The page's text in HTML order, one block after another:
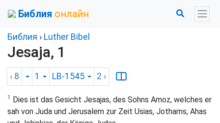
Библия онлайн
Библия › Luther Bibel
Jesaja, 1
‹ 8 1 LB-1545 2 ›
1
Dies ist das Gesicht Jesajas, des Sohns Amoz, welches er
sah von Juda und Jerusalem zur Zeit Usias, Jothams, Ahas